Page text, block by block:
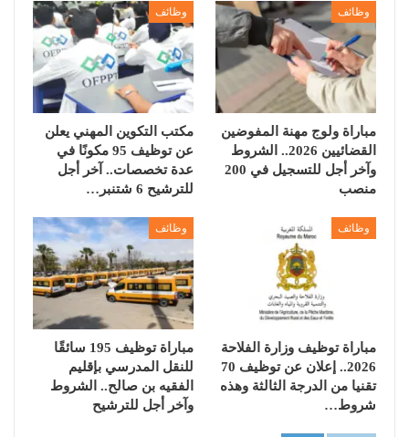
وظائف
مباراة ولوج مهنة المفوضين
القضائيين 2026.. الشروط
وآخر أجل للتسجيل في 200
منصب
وظائف
مكتب التكوين المهني يعلن
عن توظيف 95 مكونًا في
عدة تخصصات.. آخر أجل
للترشيح 6 شتنبر…
وظائف
مباراة توظيف وزارة الفلاحة
2026.. إعلان عن توظيف 70
تقنيا من الدرجة الثالثة وهذه
شروط…
وظائف
مباراة توظيف 195 سائقًا
للنقل المدرسي بإقليم
الفقيه بن صالح.. الشروط
وآخر أجل للترشيح